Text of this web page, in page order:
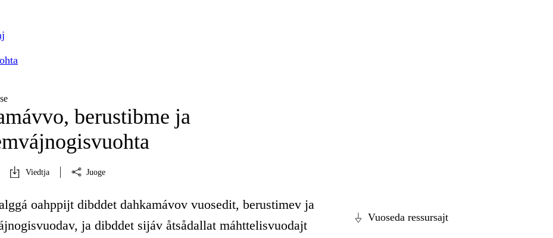
berustibme ja
Viedtja Juoge
Vuoseda ressursajt
oahppijt dibddet dahkamávov vuosedit, berustimev ja
ja dibddet sijáv åtsådallat máhttelisvuodajt